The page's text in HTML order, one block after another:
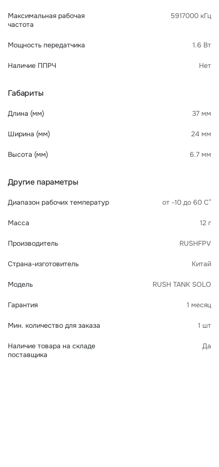
Максимальная рабочая
частота
5917000 кГц
Мощность передатчика 1.6 Вт
Наличие ППРЧ Нет
Габариты
Длина (мм) 37 мм
Ширина (мм) 24 мм
Высота (мм) 6.7 мм
Другие параметры
Диапазон рабочих температур от -10 до 60 С°
Масса 12 г
Производитель RUSHFPV
Страна-изготовитель Китай
Модель RUSH TANK SOLO
Гарантия 1 месяц
Мин. количество для заказа 1 шт
Наличие товара на складе
поставщика
Да